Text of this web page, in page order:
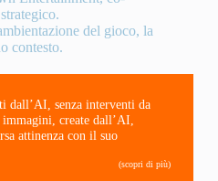
del gioco, la
contesto.
dall’AI, senza interventi da
immagini, create dall’AI,
attinenza con il suo
(scopri di più)